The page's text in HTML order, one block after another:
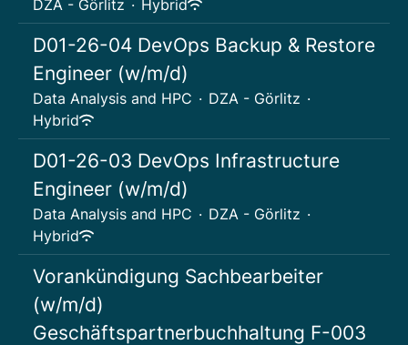
DZA - Görlitz · Hybrid
D01-26-04 DevOps Backup & Restore
Engineer (w/m/d)
Data Analysis and HPC · DZA - Görlitz ·
Hybrid
D01-26-03 DevOps Infrastructure
Engineer (w/m/d)
Data Analysis and HPC · DZA - Görlitz ·
Hybrid
Vorankündigung Sachbearbeiter
(w/m/d)
Geschäftspartnerbuchhaltung F-003